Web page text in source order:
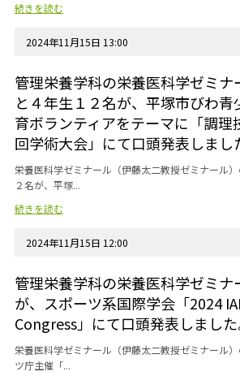
続きを読む
2024年11月15日 13:00
管理栄養学科の栄養医科学ゼミナ
と４年生１２名が、平塚市びわ青
育ボランティアをテーマに「調理
回学術大会」にて口頭発表しまし
栄養医科学ゼミナール（伊藤太二教授ゼミナール
２名が、平塚...
続きを読む
2024年11月15日 12:00
管理栄養学科の栄養医科学ゼミナ
が、スポーツ系国際学会「2024
Congress」にて口頭発表しました
栄養医科学ゼミナール（伊藤太二教授ゼミナール
ツ庁主催「...